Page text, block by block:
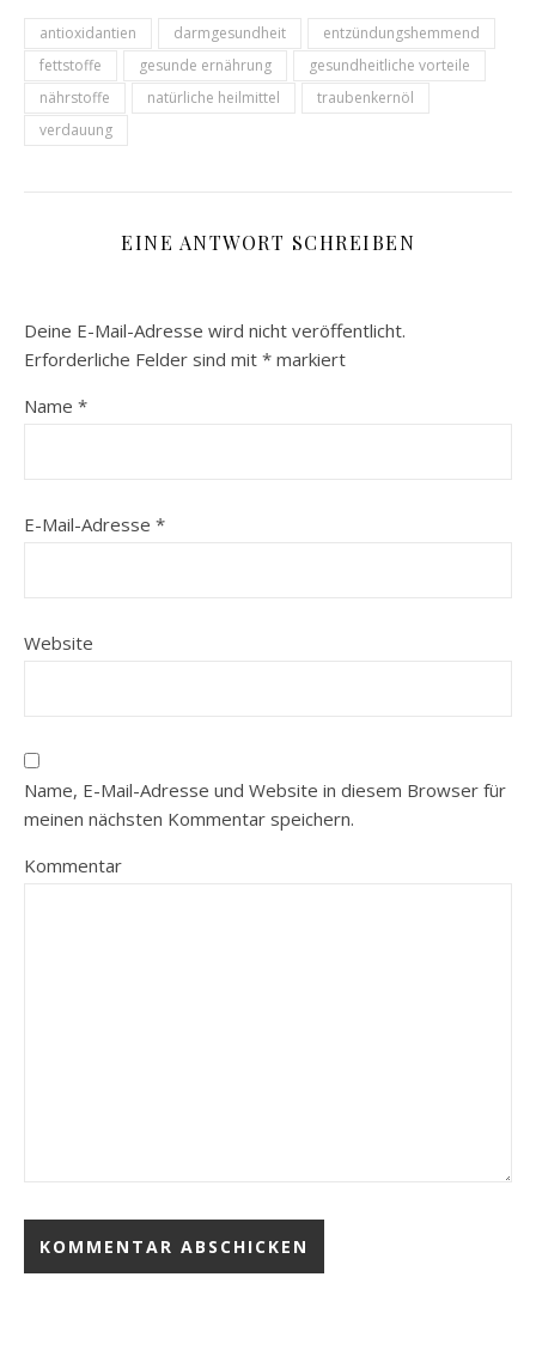
antioxidantien darmgesundheit
entzündungshemmend
fettstoffe
gesunde ernährung
gesundheitliche vorteile
nährstoffe
natürliche heilmittel
traubenkernöl
verdauung
EINE ANTWORT SCHREIBEN
Deine E-Mail-Adresse wird nicht veröffentlicht.
Erforderliche Felder sind mit * markiert
Name *
E-Mail-Adresse *
Website
Name, E-Mail-Adresse und Website in diesem Browser für
meinen nächsten Kommentar speichern.
Kommentar